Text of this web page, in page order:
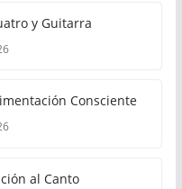
y Guitarra
Consciente
al Canto